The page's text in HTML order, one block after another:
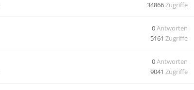
34866Zugriffe
0Antworten
5161 Zugriffe
0Antworten
9041 Zugriffe